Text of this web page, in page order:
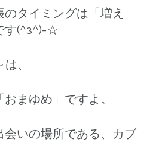
タイミングは「増え
す(^з^)-☆
、
まゆめ」ですよ。
いの場所である、カブ